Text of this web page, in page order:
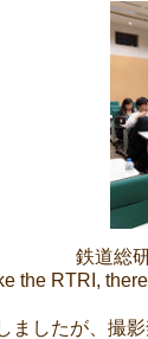
鉄道総
the RTRI,
したが、撮影